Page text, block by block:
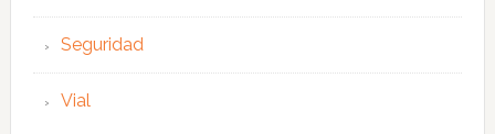
Seguridad
Vial